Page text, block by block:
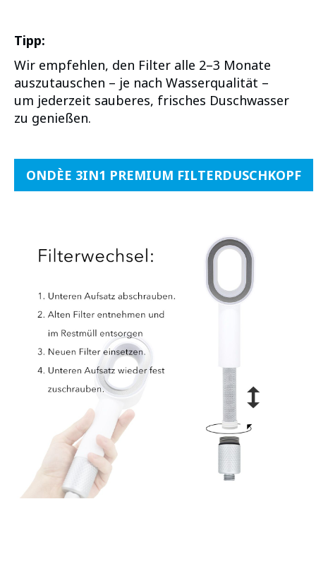
Tipp:
Wir empfehlen, den Filter alle 2–3 Monate
auszutauschen – je nach Wasserqualität –
um jederzeit sauberes, frisches Duschwasser
zu genießen.
ONDÈE 3IN1 PREMIUM FILTERDUSCHKOPF